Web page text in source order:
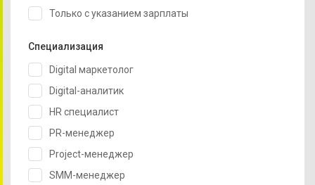
Только с указанием зарплаты
Специализация
Digital маркетолог
Digital-аналитик
HR специалист
PR-менеджер
Project-менеджер
SMM-менеджер